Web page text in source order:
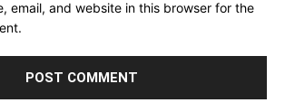
email, and website in this browser for the